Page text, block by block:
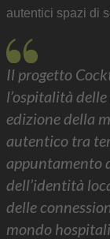
autentici spazi di
Il progetto
l’ospitalità
edizione della
autentico tra
appuntamento
dell’identità
delle
mondo